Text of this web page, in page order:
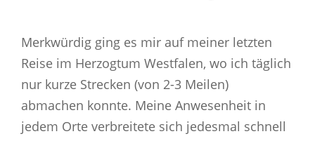
Merkwürdig ging es mir auf meiner letzten
Reise im Herzogtum Westfalen, wo ich täglich
nur kurze Strecken (von 2-3 Meilen)
abmachen konnte. Meine Anwesenheit in
jedem Orte verbreitete sich jedesmal schnell